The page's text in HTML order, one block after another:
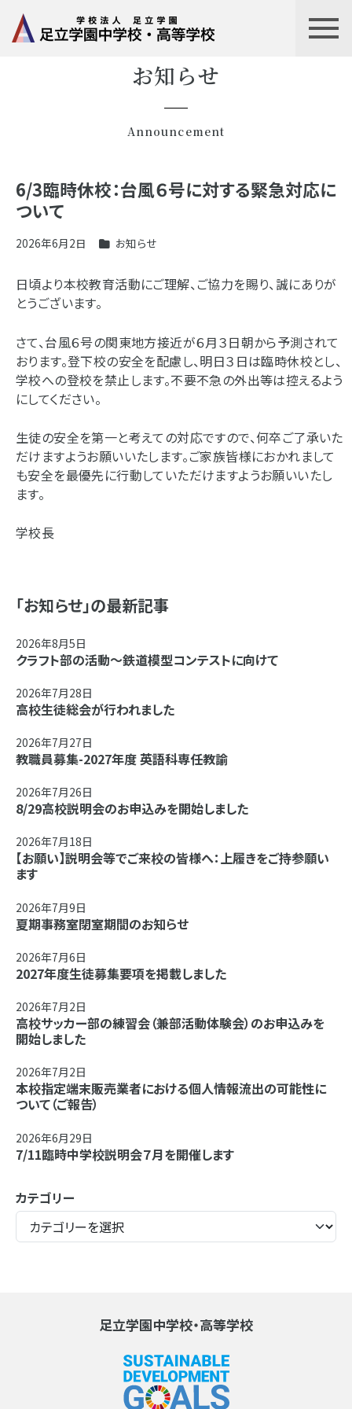
お知らせ
Announcement
6/3臨時休校：台風６号に対する緊急対応に
ついて
2026年6月2日 お知らせ
日頃より本校教育活動にご理解、ご協力を賜り、誠にありが
とうございます。
さて、台風６号の関東地方接近が６月３日朝から予測されて
おります。登下校の安全を配慮し、明日３日は臨時休校とし、
学校への登校を禁止します。不要不急の外出等は控えるよう
にしてください。
生徒の安全を第一と考えての対応ですので、何卒ご了承いた
だけますようお願いいたします。ご家族皆様におかれまして
も安全を最優先に行動していただけますようお願いいたし
ます。
学校長
「お知らせ」の最新記事
2026年8月5日
クラフト部の活動～鉄道模型コンテストに向けて
2026年7月28日
高校生徒総会が行われました
2026年7月27日
教職員募集-2027年度 英語科専任教諭
2026年7月26日
8/29高校説明会のお申込みを開始しました
2026年7月18日
【お願い】説明会等でご来校の皆様へ：上履きをご持参願い
ます
2026年7月9日
夏期事務室閉室期間のお知らせ
2026年7月6日
2027年度生徒募集要項を掲載しました
2026年7月2日
高校サッカー部の練習会（兼部活動体験会）のお申込みを
開始しました
2026年7月2日
本校指定端末販売業者における個人情報流出の可能性に
ついて（ご報告）
2026年6月29日
7/11臨時中学校説明会７月を開催します
カテゴリー
足立学園中学校・高等学校